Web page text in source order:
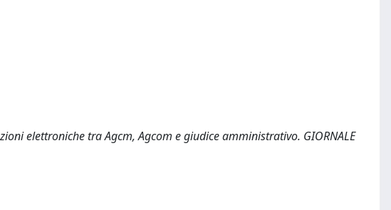
elettroniche tra Agcm, Agcom e giudice amministrativo. GIORNALE